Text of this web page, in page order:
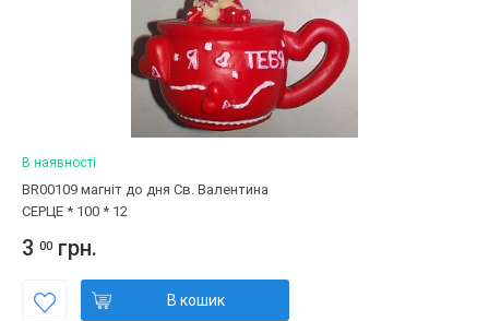
В наявності
BR00109 магніт до дня Св. Валентина
СЕРЦЕ * 100 * 12
3 00 грн.
В кошик